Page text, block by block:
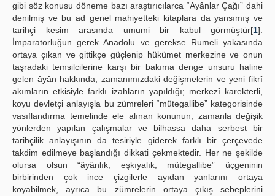
gibi söz konusu döneme bazı araştırıcılarca “Ayânlar Çağı” dahi
denilmiş ve bu ad genel mahiyetteki kitaplara da yansımış ve
tarihçi kesim arasında umumi bir kabul görmüştür[1].
İmparatorluğun gerek Anadolu ve gerekse Rumeli yakasında
ortaya çıkan ve gittikçe güçlenip hükümet merkezine ve onun
taşradaki temsilcilerine karşı bir bakıma denge unsuru haline
gelen âyân hakkında, zamanımızdaki değişmelerin ve yeni fikrî
akımların etkisiyle farklı izahların yapıldığı; merkezî karekterli,
koyu devletçi anlayışla bu zümreleri “mütegallibe” kategorisinde
vasıflandırma temelinde ele alınan konunun, zamanla değişik
yönlerden yapılan çalışmalar ve bilhassa daha serbest bir
tarihçilik anlayışının da tesiriyle giderek farklı bir çerçevede
takdim edilmeye başlandığı dikkati çekmektedir. Her ne şekilde
olursa olsun “âyânlık, eşkıyalık, mütegallibe” üçgeninin
birbirinden çok ince çizgilerle ayıdan yanlarını ortaya
koyabilmek, ayrıca bu zümrelerin ortaya çıkış sebeplerini